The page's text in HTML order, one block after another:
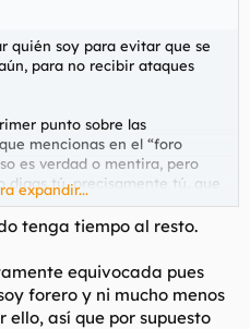
quién soy para evitar que se
para no recibir ataques
punto sobre las
mencionas en el “foro
es verdad o mentira, pero
digas tú, precisamente tú, que
asegurando que una
ni siquiera está anunciada.
andar diciéndole a una
tratos de favor. Y no puedes
saben
tu comentario de hoy lo
expandir...
tenga tiempo al resto.
equivocada pues
forero y ni mucho menos
así que por supuesto